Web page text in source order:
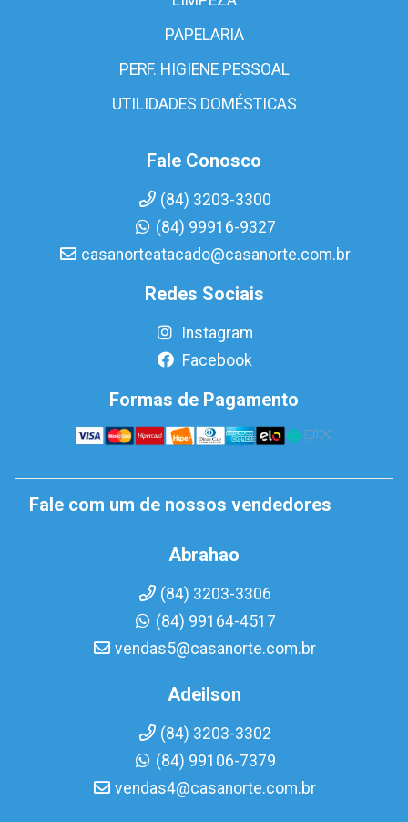
PAPELARIA
PERF. HIGIENE PESSOAL
UTILIDADES DOMÉSTICAS
Fale Conosco
(84) 3203-3300
(84) 99916-9327
casanorteatacado@casanorte.com.br
Redes Sociais
Instagram
Facebook
Formas de Pagamento
Fale com um de nossos vendedores
Abrahao
(84) 3203-3306
(84) 99164-4517
vendas5@casanorte.com.br
Adeilson
(84) 3203-3302
(84) 99106-7379
vendas4@casanorte.com.br